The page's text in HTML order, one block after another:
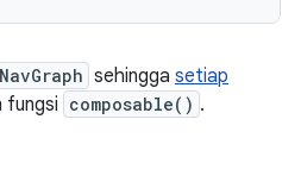
NavGraph sehingga setiap
fungsi composable() .